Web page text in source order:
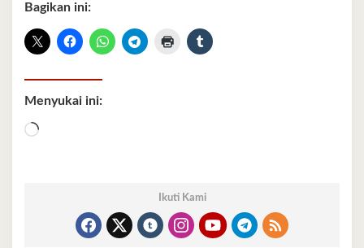
Bagikan ini:
Menyukai ini:
Memuat...
Ikuti Kami